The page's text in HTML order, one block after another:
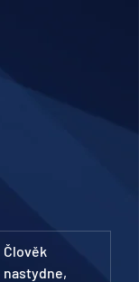
Člověk
nastydne,